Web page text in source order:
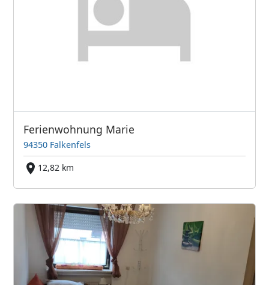
Ferienwohnung Marie
94350 Falkenfels
12,82 km